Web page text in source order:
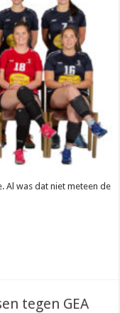
Al was dat niet meteen de
tegen GEA